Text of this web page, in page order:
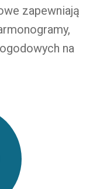
zapewniają
na